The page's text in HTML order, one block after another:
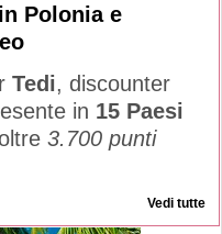
Polonia e
Tedi, discounter
in 15 Paesi
3.700 punti
Vedi tutte